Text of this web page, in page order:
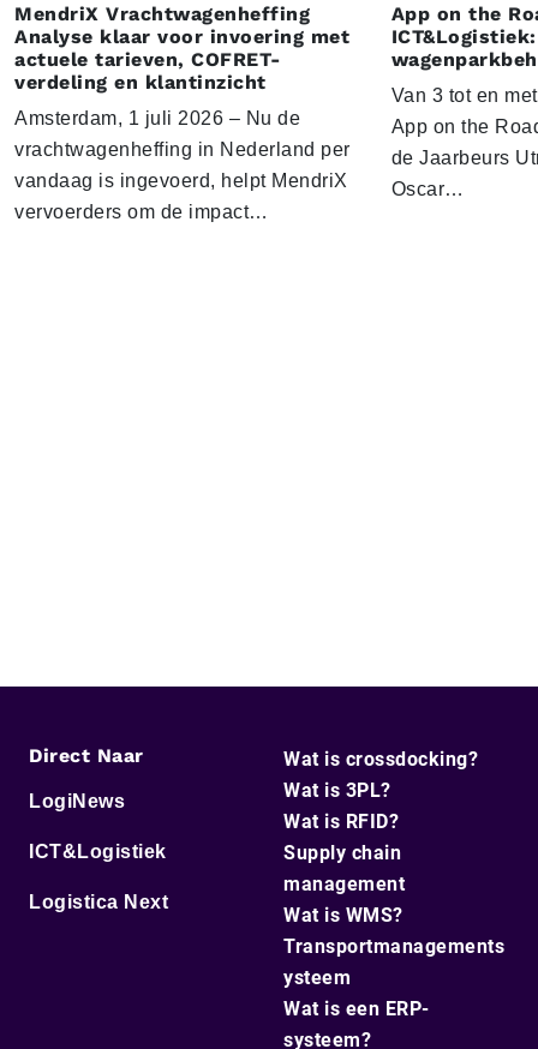
MendriX Vrachtwagenheffing
Analyse klaar voor invoering met
actuele tarieven, COFRET-
verdeling en klantinzicht
Amsterdam, 1 juli 2026 – Nu de
vrachtwagenheffing in Nederland per
vandaag is ingevoerd, helpt MendriX
vervoerders om de impact…
App on the
Van 3 tot en
App on the
de Jaarbeurs
Oscar…
Direct Naar
LogiNews
ICT&Logistiek
Logistica Next
Wat is crossdocking?
Wat is 3PL?
Wat is RFID?
Supply chain
management
Wat is WMS?
Transportmanagements
ysteem
Wat is een ERP-
systeem?